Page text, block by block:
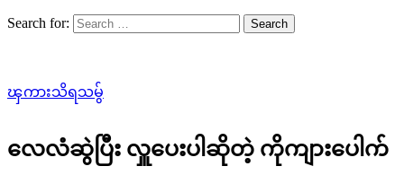
Search for:
ၾကားသိရသမွ်
လေလံဆွဲပြီး လှူပေးပါဆိုတဲ့ ကိုကျားပေါက်